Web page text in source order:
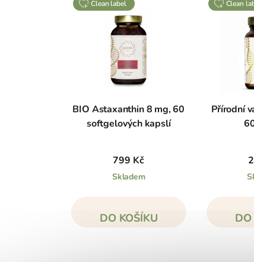
clean label
BIO Astaxanthin 8 mg, 60
softgelových kapslí
799 Kč
Skladem
DO KOŠÍKU
clean
Přírodní
DO